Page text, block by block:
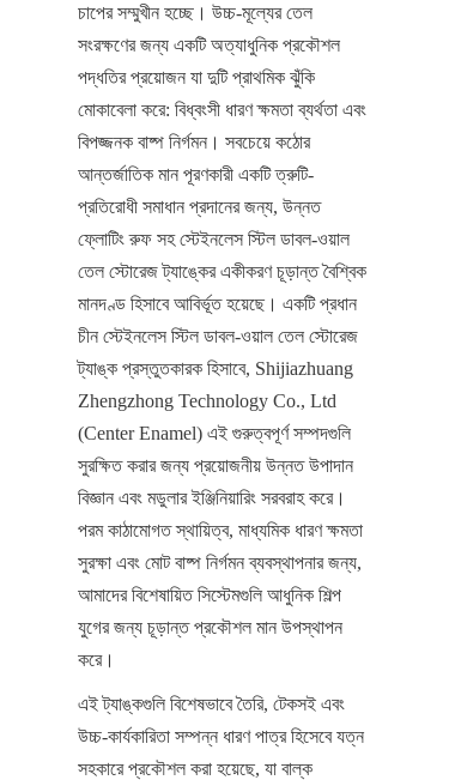
চাপের সম্মুখীন হচ্ছে। উচ্চ-মূল্যের তেল
সংরক্ষণের জন্য একটি অত্যাধুনিক প্রকৌশল
পদ্ধতির প্রয়োজন যা দুটি প্রাথমিক ঝুঁকি
মোকাবেলা করে: বিধ্বংসী ধারণ ক্ষমতা ব্যর্থতা এবং
বিপজ্জনক বাষ্প নির্গমন। সবচেয়ে কঠোর
আন্তর্জাতিক মান পূরণকারী একটি ত্রুটি-
প্রতিরোধী সমাধান প্রদানের জন্য, উন্নত
ফ্লোটিং রুফ সহ স্টেইনলেস স্টিল ডাবল-ওয়াল
তেল স্টোরেজ ট্যাঙ্কের একীকরণ চূড়ান্ত বৈশ্বিক
মানদণ্ড হিসাবে আবির্ভূত হয়েছে। একটি প্রধান
চীন স্টেইনলেস স্টিল ডাবল-ওয়াল তেল স্টোরেজ
ট্যাঙ্ক প্রস্তুতকারক হিসাবে, Shijiazhuang
Zhengzhong Technology Co., Ltd
(Center Enamel) এই গুরুত্বপূর্ণ সম্পদগুলি
সুরক্ষিত করার জন্য প্রয়োজনীয় উন্নত উপাদান
বিজ্ঞান এবং মডুলার ইঞ্জিনিয়ারিং সরবরাহ করে।
পরম কাঠামোগত স্থায়িত্ব, মাধ্যমিক ধারণ ক্ষমতা
সুরক্ষা এবং মোট বাষ্প নির্গমন ব্যবস্থাপনার জন্য,
আমাদের বিশেষায়িত সিস্টেমগুলি আধুনিক শিল্প
যুগের জন্য চূড়ান্ত প্রকৌশল মান উপস্থাপন
করে।
এই ট্যাঙ্কগুলি বিশেষভাবে তৈরি, টেকসই এবং
উচ্চ-কার্যকারিতা সম্পন্ন ধারণ পাত্র হিসেবে যত্ন
সহকারে প্রকৌশল করা হয়েছে, যা বাল্ক